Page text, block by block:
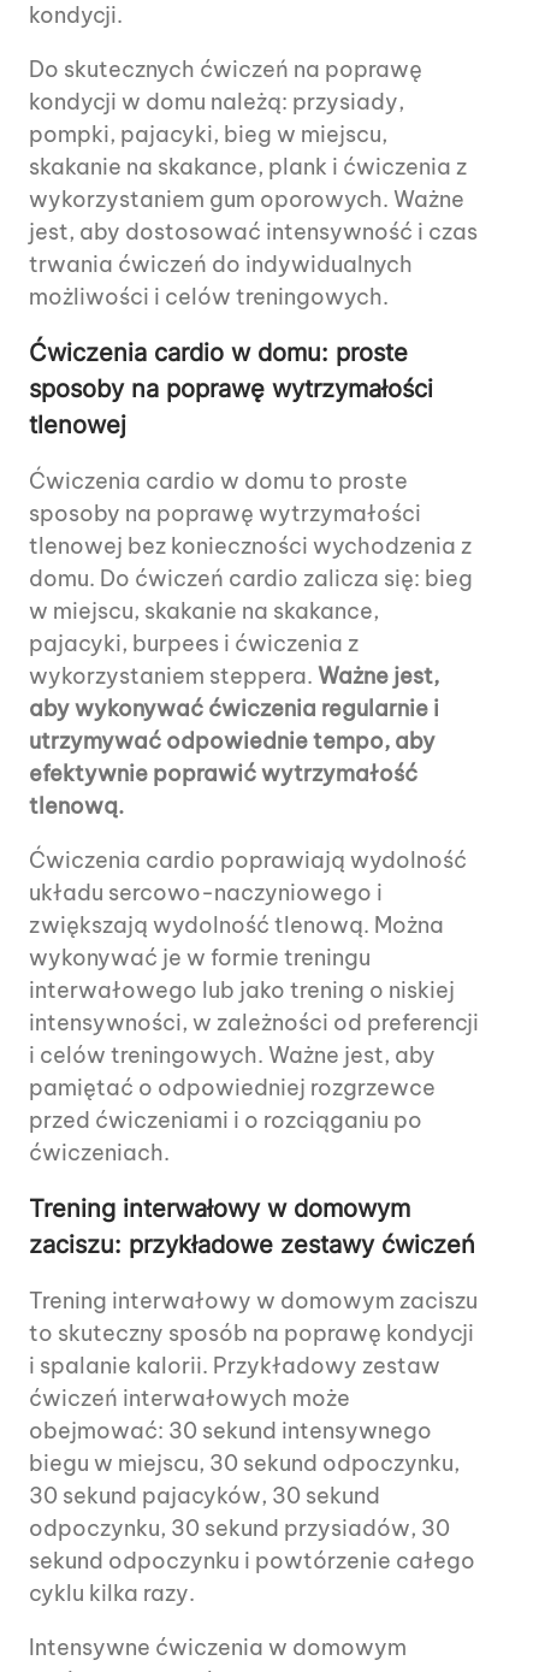
kondycji.
Do skutecznych ćwiczeń na poprawę
kondycji w domu należą: przysiady,
pompki, pajacyki, bieg w miejscu,
skakanie na skakance, plank i ćwiczenia z
wykorzystaniem gum oporowych. Ważne
jest, aby dostosować intensywność i czas
trwania ćwiczeń do indywidualnych
możliwości i celów treningowych.
Ćwiczenia cardio w domu: proste
sposoby na poprawę wytrzymałości
tlenowej
Ćwiczenia cardio w domu to proste
sposoby na poprawę wytrzymałości
tlenowej bez konieczności wychodzenia z
domu. Do ćwiczeń cardio zalicza się: bieg
w miejscu, skakanie na skakance,
pajacyki, burpees i ćwiczenia z
wykorzystaniem steppera. Ważne jest,
aby wykonywać ćwiczenia regularnie i
utrzymywać odpowiednie tempo, aby
efektywnie poprawić wytrzymałość
tlenową.
Ćwiczenia cardio poprawiają wydolność
układu sercowo-naczyniowego i
zwiększają wydolność tlenową. Można
wykonywać je w formie treningu
interwałowego lub jako trening o niskiej
intensywności, w zależności od preferencji
i celów treningowych. Ważne jest, aby
pamiętać o odpowiedniej rozgrzewce
przed ćwiczeniami i o rozciąganiu po
ćwiczeniach.
Trening interwałowy w domowym
zaciszu: przykładowe zestawy ćwiczeń
Trening interwałowy w domowym zaciszu
to skuteczny sposób na poprawę kondycji
i spalanie kalorii. Przykładowy zestaw
ćwiczeń interwałowych może
obejmować: 30 sekund intensywnego
biegu w miejscu, 30 sekund odpoczynku,
30 sekund pajacyków, 30 sekund
odpoczynku, 30 sekund przysiadów, 30
sekund odpoczynku i powtórzenie całego
cyklu kilka razy.
Intensywne ćwiczenia w domowym